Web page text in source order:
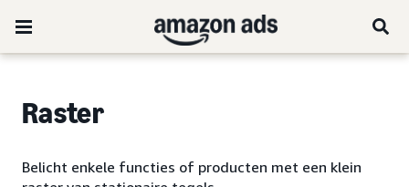
Raster
Belicht enkele functies of producten met een klein